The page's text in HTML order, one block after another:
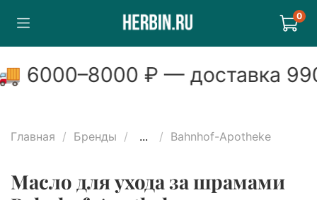
0
6000–8000₽ — доставка990
Главная Бренды ... Bahnhof-Apotheke
Масло для ухода за шрамами